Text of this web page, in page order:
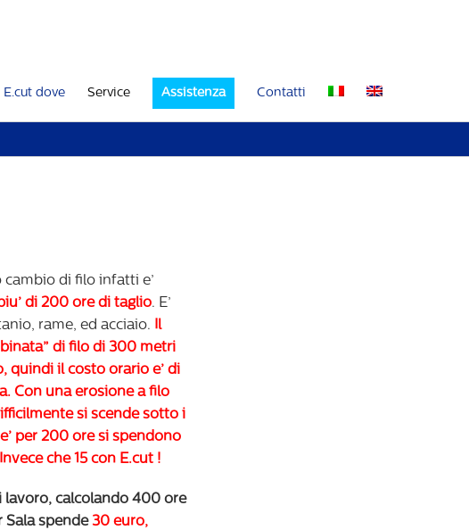
E.cut dove Service Assistenza Contatti
cambio di filo infatti e’
di 200 ore di taglio. E’
rame, ed acciaio. Il
di filo di 300 metri
quindi il costo orario e’ di
Con una erosione a filo
si scende sotto i
per 200 ore si spendono
che 15 con E.cut !
lavoro, calcolando 400 ore
Sala spende 30 euro,